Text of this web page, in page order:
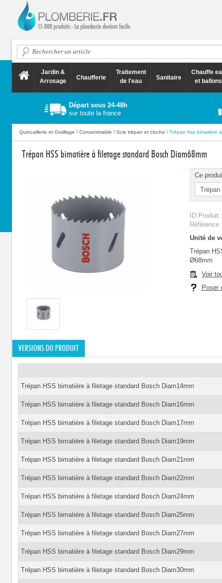
Jardin &
Arrosage
Chaufferie
Traitement
de l'eau
Sanitaire
Chauffe
et ballons
Départ sous 24-48h
sur toute la france
Quincaillerie et Outillage Consommable Scie trépan et cloche Trépan hss bimatière
Trépan HSS bimatière à filetage standard Bosch Diam68mm
Ce
ID Produit
Unité de
Trépan
Ø68mm
Voir
Poser
VERSIONS DU PRODUIT
Trépan HSS bimatière à filetage standard Bosch Diam14mm
Trépan HSS bimatière à filetage standard Bosch Diam16mm
Trépan HSS bimatière à filetage standard Bosch Diam17mm
Trépan HSS bimatière à filetage standard Bosch Diam19mm
Trépan HSS bimatière à filetage standard Bosch Diam21mm
Trépan HSS bimatière à filetage standard Bosch Diam22mm
Trépan HSS bimatière à filetage standard Bosch Diam24mm
Trépan HSS bimatière à filetage standard Bosch Diam25mm
Trépan HSS bimatière à filetage standard Bosch Diam27mm
Trépan HSS bimatière à filetage standard Bosch Diam29mm
Trépan HSS bimatière à filetage standard Bosch Diam30mm